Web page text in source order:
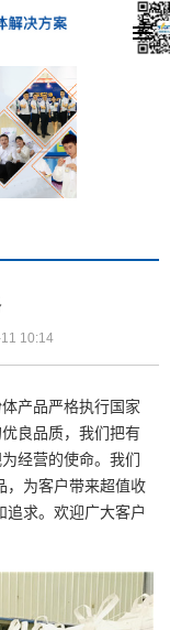
10:14
产品严格执行国家
良品质，我们把有
经营的使命。我们
，为客户带来超值收
追求。欢迎广大客户